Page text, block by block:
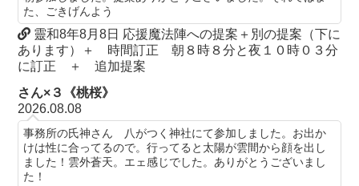
た、ごきげんよう
靈和8年8月8日 応援魔法陣への提案＋別の提案（下に
あります）＋ 時間訂正 朝８時８分と夜１０時０３分
に訂正 ＋ 追加提案
さん×３《桃桜》
2026.08.08
事務所の氏神さん 八がつく神社にて参加しました。お出か
けは性に合ってるので。行ってると太陽が雲間から顔を出し
ました！雲外蒼天。エェ感じでした。ありがとうございまし
た！